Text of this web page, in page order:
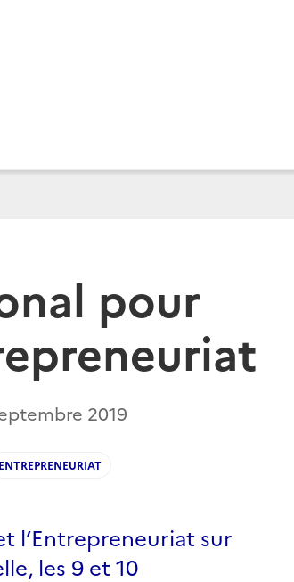
pour
2019
ENTREPRENEURIAT
l’Entrepreneuriat sur
les 9 et 10